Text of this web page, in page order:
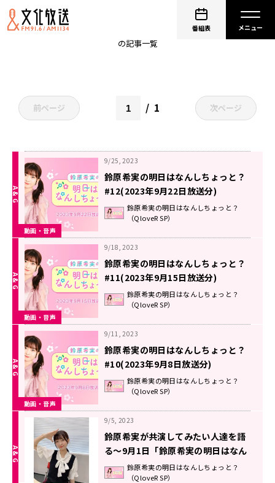
番組表
の記事一覧
前ページ 1 次ページ
動画・音声
9/25, 2023
鈴原希実の明日はなんしちょっと？
#12(2023年9月22日放送分)
鈴原希実の明日はなんしちょっと？
（QloveR SP）
動画・音声
9/18, 2023
鈴原希実の明日はなんしちょっと？
#11(2023年9月15日放送分)
鈴原希実の明日はなんしちょっと？
（QloveR SP）
動画・音声
9/11, 2023
鈴原希実の明日はなんしちょっと？
#10(2023年9月8日放送分)
鈴原希実の明日はなんしちょっと？
（QloveR SP）
9/5, 2023
鈴原希実が共演してみたい人達を語
る～9月1日「鈴原希実の明日はなん
しちょっと？」
鈴原希実の明日はなんしちょっと？
（QloveR SP）